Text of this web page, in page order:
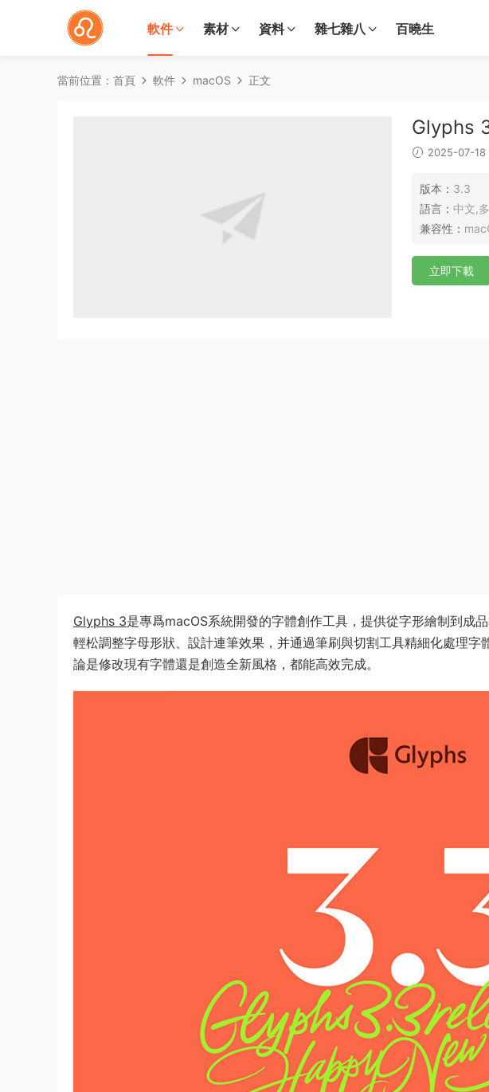
軟件 素材 資料 雜七雜八 百曉生
當前位置： 首頁 軟件 macOS 正文
Glyphs
2025-07-18
版本： 3.3
語言： 中文,
兼容性：
立即下載
Glyphs 3是專爲macOS系統開發的字體創作工具，提供從字形繪制到成
輕松調整字母形狀、設計連筆效果，并通過筆刷與切割工具精細化處理
論是修改現有字體還是創造全新風格，都能高效完成。